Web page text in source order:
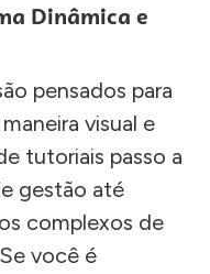
Dinâmica e
pensados para
visual e
tutoriais passo a
gestão até
complexos de
você é